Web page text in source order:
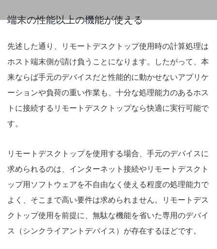
NTTドコモ 通信障害情報
端末の性能以上の機能が使える
先述した通り、リモートデスクトップ使用時の計算処理は
ホスト端末側が請け負うことになります。したがって、本
来ならば手元のデバイスだと性能的に動かせないアプリケ
ーションや負荷の重い作業も、十分な処理能力のあるホス
トに接続するリモートデスクトップなら快適に実行可能で
す。
リモートデスクトップを使用する場合、手元のデバイスに
求められるのは、インターネット接続やリモートデスクト
ップ用ソフトウェアを不自由なく使える程度の処理能力で
よく、そこまで高い要件は求められません。リモートデス
クトップ使用を前提に、無駄な機能を省いた専用のデバイ
ス（シンクライアントデバイス）が存在するほどです。